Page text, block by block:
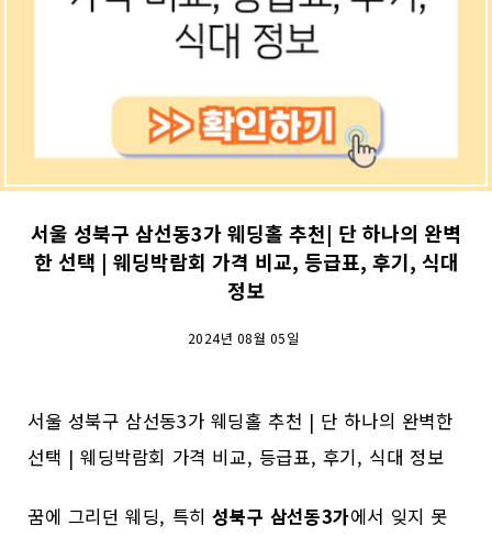
서울 성북구 삼선동3가 웨딩홀 추천| 단 하나의 완벽
한 선택 | 웨딩박람회 가격 비교, 등급표, 후기, 식대
정보
2024년 08월 05일
서울 성북구 삼선동3가 웨딩홀 추천 | 단 하나의 완벽한
선택 | 웨딩박람회 가격 비교, 등급표, 후기, 식대 정보
꿈에 그리던 웨딩, 특히성북구 삼선동3가에서 잊지 못